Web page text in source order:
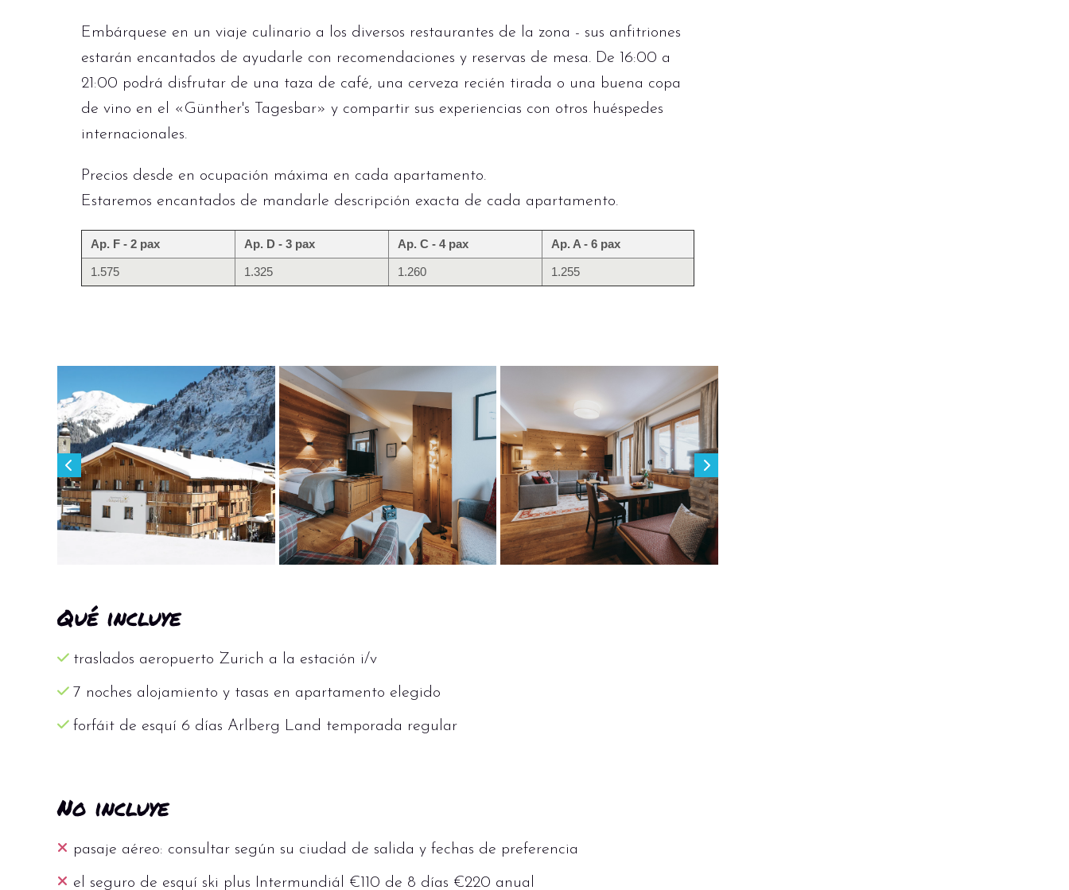
Embárquese en un viaje culinario a los diversos restaurantes de la zona - sus anfitriones
estarán encantados de ayudarle con recomendaciones y reservas de mesa. De 16:00 a
21:00 podrá disfrutar de una taza de café, una cerveza recién tirada o una buena copa
de vino en el «Günther's Tagesbar» y compartir sus experiencias con otros huéspedes
internacionales.
Precios desde en ocupación máxima en cada apartamento.
Estaremos encantados de mandarle descripción exacta de cada apartamento.
Ap. F - 2 pax Ap. D - 3 pax Ap. C - 4 pax Ap. A - 6 pax
1.575 1.325 1.260 1.255
Qué incluye
traslados aeropuerto Zurich a la estación i/v
7 noches alojamiento y tasas en apartamento elegido
forfáit de esquí 6 días Arlberg Land temporada regular
No incluye
pasaje aéreo: consultar según su ciudad de salida y fechas de preferencia
el seguro de esquí ski plus Intermundiál €110 de 8 días €220 anual